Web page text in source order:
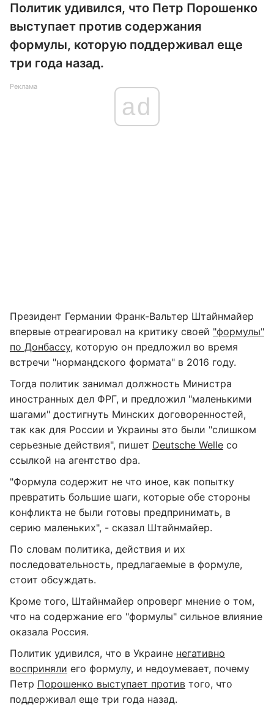
Политик удивился, что Петр Порошенко
выступает против содержания
формулы, которую поддерживал еще
три года назад.
Реклама
ad
Президент Германии Франк-Вальтер Штайнмайер
впервые отреагировал на критику своей "формулы"
по Донбассу, которую он предложил во время
встречи "нормандского формата" в 2016 году.
Тогда политик занимал должность Министра
иностранных дел ФРГ, и предложил "маленькими
шагами" достигнуть Минских договоренностей,
так как для России и Украины это были "слишком
серьезные действия", пишет Deutsche Welle со
ссылкой на агентство dpa.
"Формула содержит не что иное, как попытку
превратить большие шаги, которые обе стороны
конфликта не были готовы предпринимать, в
серию маленьких", - сказал Штайнмайер.
По словам политика, действия и их
последовательность, предлагаемые в формуле,
стоит обсуждать.
Кроме того, Штайнмайер опроверг мнение о том,
что на содержание его "формулы" сильное влияние
оказала Россия.
Политик удивился, что в Украине негативно
восприняли его формулу, и недоумевает, почему
Петр Порошенко выступает против того, что
поддерживал еще три года назад.